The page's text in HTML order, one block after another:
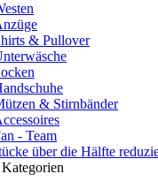
& Pullover
& Stirnbänder
- Team
über die Hälfte